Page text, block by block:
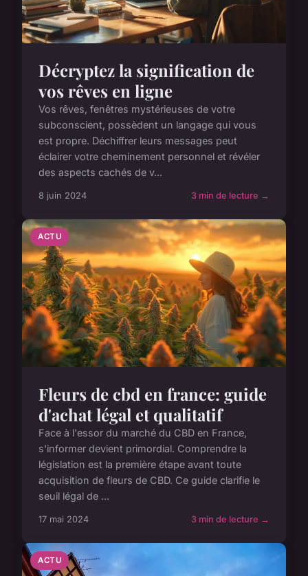
Décryptez la signification de
vos rêves en ligne
Vos rêves, fenêtres mystérieuses de votre
subconscient, possèdent un langage qui vous
est propre. Déchiffrer leurs messages peut
éclairer votre cheminement personnel et révéler
des aspects cachés de v...
8 juin 2024 3 min de lecture →
ACTU
Fleurs de cbd en france: guide
d'achat légal et qualitatif
Face à l'essor du marché du CBD en France,
s'informer devient primordial. Comprendre la
législation est la première étape avant toute
acquisition de fleurs de CBD. Ce guide clarifie le
seuil légal de ...
17 mai 2024 3 min de lecture →
ACTU